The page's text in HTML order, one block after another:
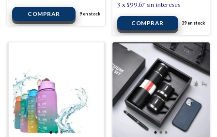
9en stock
3 x $99.67 sin intereses
39en stock